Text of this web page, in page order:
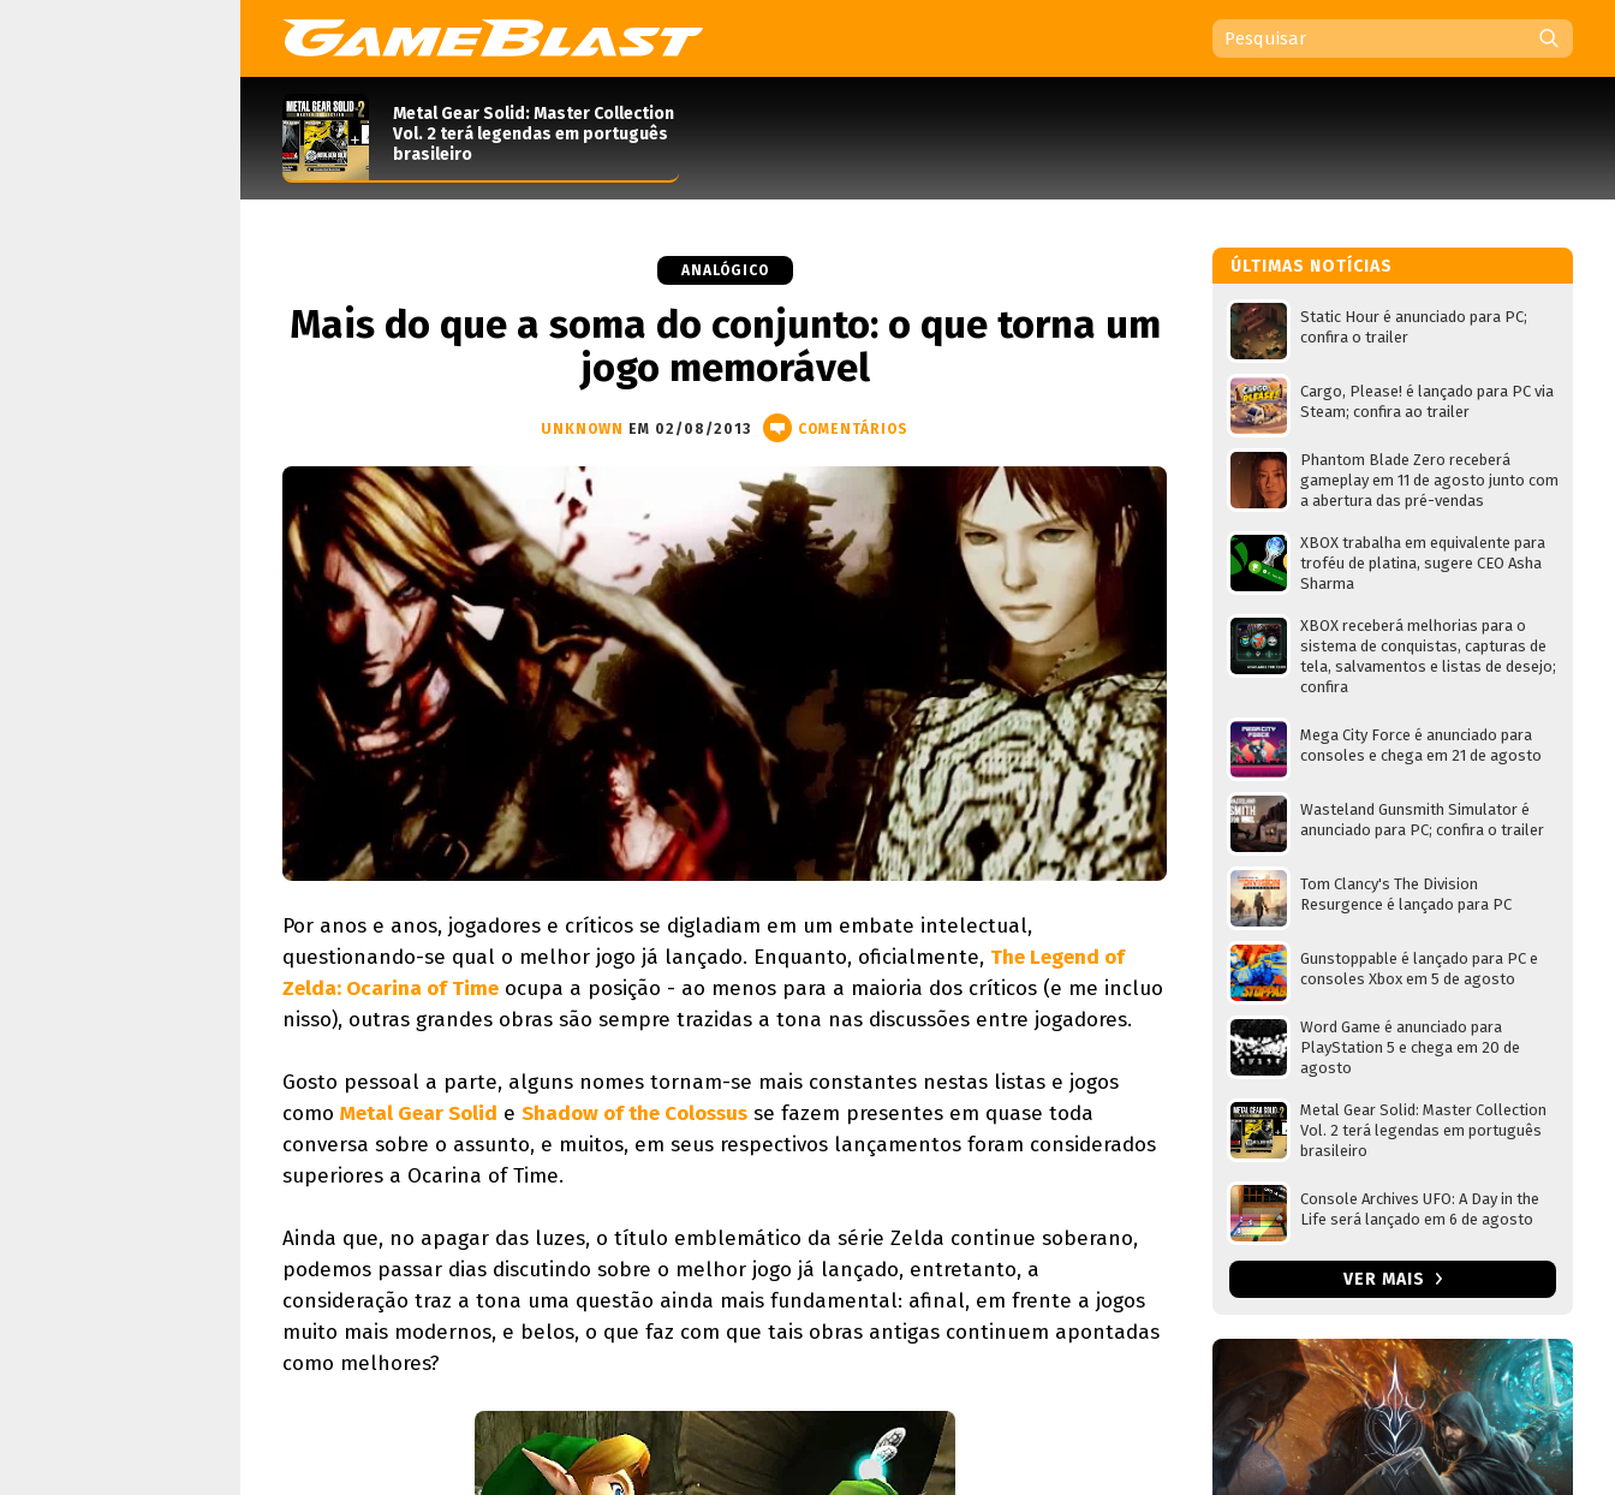
Metal Gear Solid: Master Collection
Vol. 2 terá legendas em português
brasileiro
ANALÓGICO
Mais do que a soma do conjunto: o que torna um
jogo memorável
UNKNOWN EM 02/08/2013 COMENTÁRIOS
Por anos e anos, jogadores e críticos se digladiam em um embate intelectual,
questionando-se qual o melhor jogo já lançado. Enquanto, oficialmente, The Legend of
Zelda: Ocarina of Time ocupa a posição - ao menos para a maioria dos críticos (e me incluo
nisso), outras grandes obras são sempre trazidas a tona nas discussões entre jogadores.
Gosto pessoal a parte, alguns nomes tornam-se mais constantes nestas listas e jogos
como Metal Gear Solid e Shadow of the Colossus se fazem presentes em quase toda
conversa sobre o assunto, e muitos, em seus respectivos lançamentos foram considerados
superiores a Ocarina of Time.
Ainda que, no apagar das luzes, o título emblemático da série Zelda continue soberano,
podemos passar dias discutindo sobre o melhor jogo já lançado, entretanto, a
consideração traz a tona uma questão ainda mais fundamental: afinal, em frente a jogos
muito mais modernos, e belos, o que faz com que tais obras antigas continuem apontadas
como melhores?
ÚLTIMAS NOTÍCIAS
Static Hour é anunciado para PC;
confira o trailer
Cargo, Please! é lançado para PC via
Steam; confira ao trailer
Phantom Blade Zero receberá
gameplay em 11 de agosto junto com
a abertura das pré-vendas
XBOX trabalha em equivalente para
troféu de platina, sugere CEO Asha
Sharma
XBOX receberá melhorias para o
sistema de conquistas, capturas de
tela, salvamentos e listas de desejo;
confira
Mega City Force é anunciado para
consoles e chega em 21 de agosto
Wasteland Gunsmith Simulator é
anunciado para PC; confira o trailer
Tom Clancy's The Division
Resurgence é lançado para PC
Gunstoppable é lançado para PC e
consoles Xbox em 5 de agosto
Word Game é anunciado para
PlayStation 5 e chega em 20 de
agosto
Metal Gear Solid: Master Collection
Vol. 2 terá legendas em português
brasileiro
Console Archives UFO: A Day in the
Life será lançado em 6 de agosto
VER MAIS